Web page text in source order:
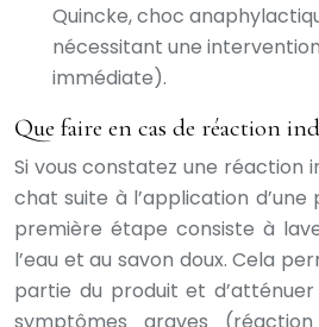
Quincke, choc
nécessitant une
immédiate).
Que faire en cas de réaction
Si vous constatez une réaction
chat suite à l’application
première étape consiste à
l’eau et au savon doux. Cela
partie du produit et d’atténuer
symptômes graves